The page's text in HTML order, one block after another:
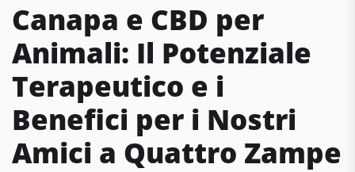
Canapa e CBD per
Animali: Il Potenziale
Terapeutico e i
Benefici per i Nostri
Amici a Quattro Zampe